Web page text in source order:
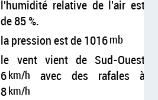
l'humidité relative de l'air est
de 85 %.
la pression est de 1016mb
le vent vient de Sud-Ouest
6km/h
avec des rafales à
8km/h